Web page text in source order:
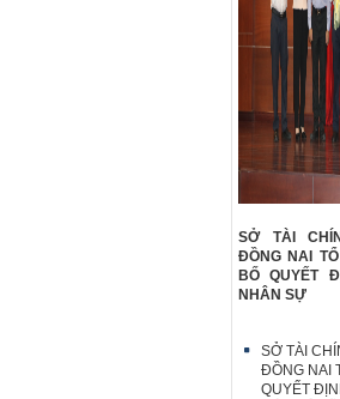
SỞ TÀI
ĐỒNG NAI
BỐ QUYẾT
NHÂN SỰ
SỞ TÀI
ĐỒNG NAI
QUYẾT